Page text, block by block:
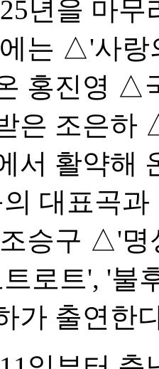
년을 마
는 △'사랑
홍진영 △
은 조은하
서 활약해
대표곡
승구 △'명
로트', '불
가 출연한